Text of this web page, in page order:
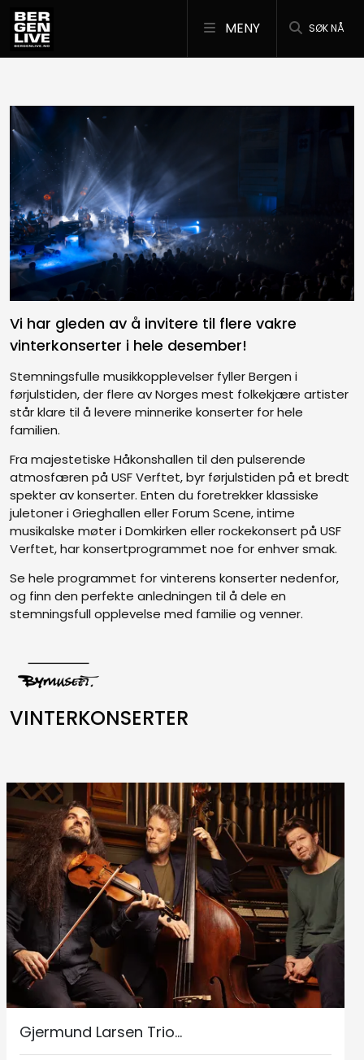
SØK NÅ
MENY
Vi har gleden av å invitere til flere vakre
vinterkonserter i hele desember!
Stemningsfulle musikkopplevelser fyller Bergen i
førjulstiden, der flere av Norges mest folkekjære artister
står klare til å levere minnerike konserter for hele
familien.
Fra majestetiske Håkonshallen til den pulserende
atmosfæren på USF Verftet, byr førjulstiden på et bredt
spekter av konserter. Enten du foretrekker klassiske
juletoner i Grieghallen eller Forum Scene, intime
musikalske møter i Domkirken eller rockekonsert på USF
Verftet, har konsertprogrammet noe for enhver smak.
Se hele programmet for vinterens konserter nedenfor,
og finn den perfekte anledningen til å dele en
stemningsfull opplevelse med familie og venner.
VINTERKONSERTER
Gjermund Larsen Trio...